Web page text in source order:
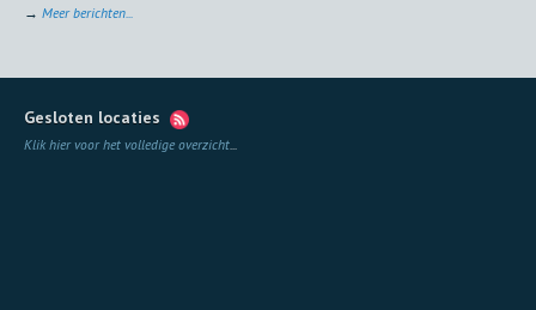
→ Meer berichten...
Gesloten locaties
Klik hier voor het volledige overzicht